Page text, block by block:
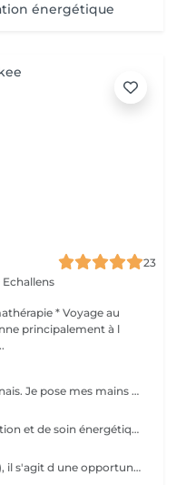
énergétique
23
Echallens
* Voyage au
Reiki, soin holistique ancestral japonais. Je pose mes mains sur votre corps habillé et recouvert d une couverture (en musique pour un meilleur lâcher-prise). Il s agit d une pratique qui consiste à l harmonisation de vos structures énergétiques (chakras, corps subtils) et permet un profond rééquilibrage en libérant vos blocages de vie et vos tensions tant physiques que psychiques (émotionnelles, mentales...). Aide à combattre le stress, la fatigue, les troubles du sommeil ou encore la dépression.
Le Reiki est une méthode de relaxation et de soin énergétique, il aide en cas de : Peurs, Angoisses, Confiance en soi, Concentration, Traumatismes, Préparation aux examens... L'enfant reste habillé. Il est installé sur la table de massage et est recouvert d'une couverture douillette, et c'est parti pour 30 min de Douceur.
Voyage au Tambour (chamanisme), il s'agit d une opportunité d'introspection, de libération et de guérison, descendre au plus profond de soi-même et trouver des réponses, des compréhensions (blessures anciennes, peurs, difficultés). On peut également connaître son animal de pouvoir, vies antérieures... Quels que soient vos besoins, vous allez vivre un moment Exceptionnel et Hors du Temps.